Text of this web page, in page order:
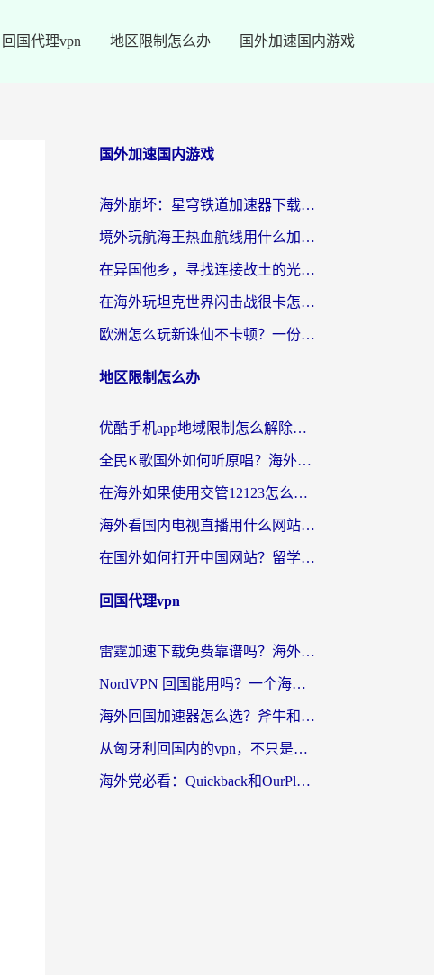
回国代理vpn 地区限制怎么办 国外加速国内游戏
国外加速国内游戏
海外崩坏：星穹铁道加速器下载安装：一份给游子的终极网络指南
境外玩航海王热血航线用什么加速器？2026海外玩家实测最优方案（附欧洲问道堡垒前线加速技巧）
在异国他乡，寻找连接故土的光明大陆免费加速器
在海外玩坦克世界闪击战很卡怎么办？老玩家亲测有效的加速器选择指南
欧洲怎么玩新诛仙不卡顿？一份给海外游子的国服游戏畅玩指南
地区限制怎么办
优酷手机app地域限制怎么解除？海外党亲测有效的追剧方案
全民K歌国外如何听原唱？海外党亲测有效的回国加速器选择指南
在海外如果使用交管12123怎么处理？留学生亲测有效的回国加速方案
海外看国内电视直播用什么网站比较好？一篇解决你所有追剧难题的实用指南
在国外如何打开中国网站？留学生与海外华人的无缝访问指南
回国代理vpn
雷霆加速下载免费靠谱吗？海外党选回国加速器的避坑指南（附热门工具对比）
NordVPN 回国能用吗？一个海外用户必须面对的真实困境
海外回国加速器怎么选？斧牛和海龟哪个好？一篇帮你避开坑的实用指南
从匈牙利回国内的vpn，不只是为了刷剧那么简单
海外党必看：Quickback和OurPlay好用吗？3分钟选对回国加速器，无缝刷剧玩游戏